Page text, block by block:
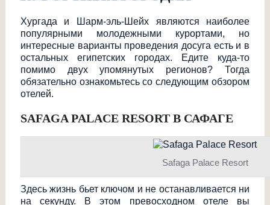
Хургада и Шарм-эль-Шейх являются наиболее
популярными молодежными курортами, но
интересные варианты проведения досуга есть и в
остальных египетских городах. Едите куда-то
помимо двух упомянутых регионов? Тогда
обязательно ознакомьтесь со следующим обзором
отелей.
SAFAGA PALACE RESORT В САФАГЕ
Safaga Palace Resort
Здесь жизнь бьет ключом и не останавливается ни
на секунду. В этом превосходном отеле вы